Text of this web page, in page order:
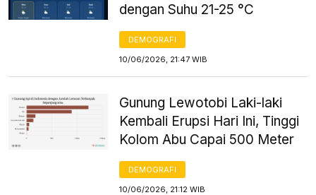
dengan Suhu 21-25 °C
DEMOGRAFI
10/06/2026, 21:47 WIB
Gunung Lewotobi Laki-laki
Kembali Erupsi Hari Ini, Tinggi
Kolom Abu Capai 500 Meter
DEMOGRAFI
10/06/2026, 21:12 WIB